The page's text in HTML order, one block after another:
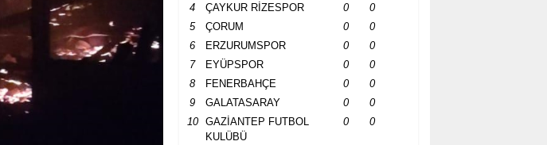
4 ÇAYKUR RİZESPOR 0
0
5
ÇORUM 0
0
6
ERZURUMSPOR 0
0
7
EYÜPSPOR 0
0
8
FENERBAHÇE 0
0
9
GALATASARAY 0
0
10
GAZİANTEP FUTBOL
KULÜBÜ
0 0